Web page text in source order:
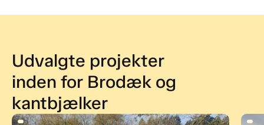
Udvalgte projekter
inden for Brodæk og
kantbjælker